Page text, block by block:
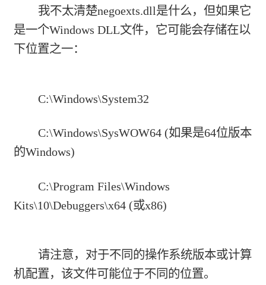
我不太清楚negoexts.dll是什么，但如果它
是一个Windows DLL文件，它可能会存储在以
下位置之一：
C:\Windows\System32
C:\Windows\SysWOW64 (如果是64位版本
的Windows)
C:\Program Files\Windows
Kits\10\Debuggers\x64 (或x86)
请注意，对于不同的操作系统版本或计算
机配置，该文件可能位于不同的位置。